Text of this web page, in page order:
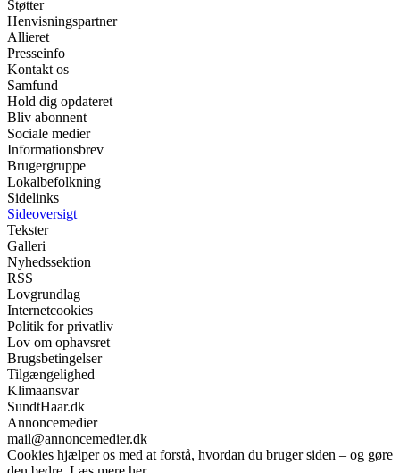
Støtter
Henvisningspartner
Allieret
Presseinfo
Kontakt os
Samfund
Hold dig opdateret
Bliv abonnent
Sociale medier
Informationsbrev
Brugergruppe
Lokalbefolkning
Sidelinks
Sideoversigt
Tekster
Galleri
Nyhedssektion
RSS
Lovgrundlag
Internetcookies
Politik for privatliv
Lov om ophavsret
Brugsbetingelser
Tilgængelighed
Klimaansvar
SundtHaar.dk
Annoncemedier
mail@annoncemedier.dk
Cookies hjælper os med at forstå, hvordan du bruger siden – og gøre